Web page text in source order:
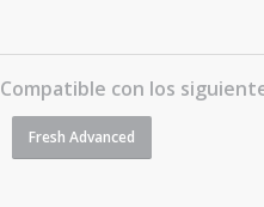
Compatible con los
Fresh Advanced